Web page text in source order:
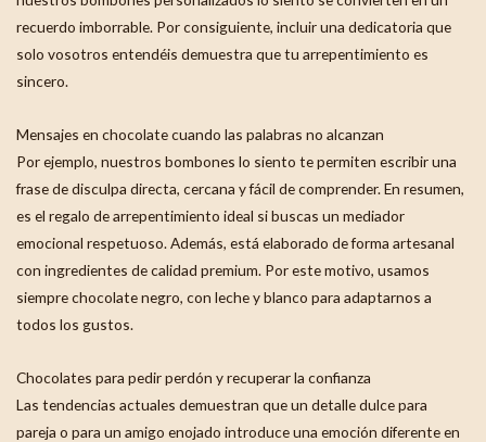
recuerdo imborrable. Por consiguiente, incluir una dedicatoria que
solo vosotros entendéis demuestra que tu arrepentimiento es
sincero.
Mensajes en chocolate cuando las palabras no alcanzan
Por ejemplo, nuestros bombones lo siento te permiten escribir una
frase de disculpa directa, cercana y fácil de comprender. En resumen,
es el regalo de arrepentimiento ideal si buscas un mediador
emocional respetuoso. Además, está elaborado de forma artesanal
con ingredientes de calidad premium. Por este motivo, usamos
siempre chocolate negro, con leche y blanco para adaptarnos a
todos los gustos.
Chocolates para pedir perdón y recuperar la confianza
Las tendencias actuales demuestran que un detalle dulce para
pareja o para un amigo enojado introduce una emoción diferente en